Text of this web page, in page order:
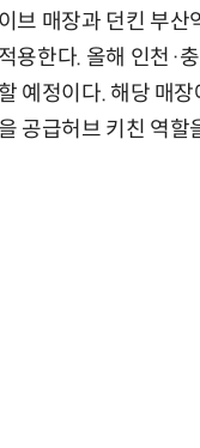
브 매장과 던킨 부산
용한다. 올해 인천·
예정이다. 해당 매
공급허브 키친 역할